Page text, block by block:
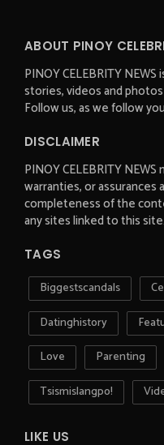
ABOUT PINOY
PINOY CELEBRITY
stories, videos and
Follow us, as we follow
DISCLAIMER
PINOY CELEBRITY
warranties, or assurances
completeness of the
any sites linked to this site.
TAGS
Biggestscandals
Datinghistory
Love
Parenting
Tsismislangpo!
LIKE US